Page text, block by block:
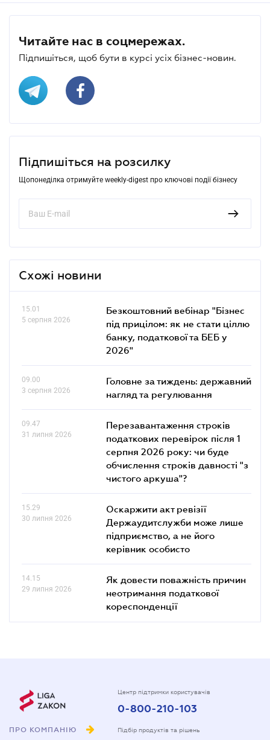
Читайте нас в соцмережах.
Підпишіться, щоб бути в курсі усіх бізнес-новин.
Підпишіться на розсилку
Щопонеділка отримуйте weekly-digest про ключові події бізнесу
Схожі новини
15.01
5 серпня 2026
Безкоштовний вебінар "Бізнес
під прицілом: як не стати ціллю
банку, податкової та БЕБ у
2026"
09.00
3 серпня 2026
Головне за тиждень: державний
нагляд та регулювання
09.47
31 липня 2026
Перезавантаження строків
податкових перевірок після 1
серпня 2026 року: чи буде
обчислення строків давності "з
чистого аркуша"?
15.29
30 липня 2026
Оскаржити акт ревізії
Держаудитслужби може лише
підприємство, а не його
керівник особисто
14.15
29 липня 2026
Як довести поважність причин
неотримання податкової
кореспонденції
ПРО КОМПАНІЮ
Центр підтримки користувачів
0-800-210-103
Підбір продуктів та рішень